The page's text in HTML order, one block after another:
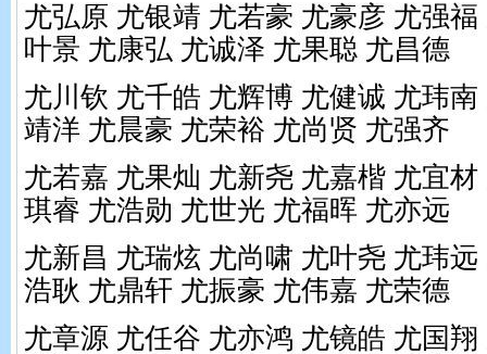
尤弘原 尤银靖 尤若豪 尤豪彦 尤强
叶景 尤康弘 尤诚泽 尤果聪 尤昌德
尤川钦 尤千皓 尤辉博 尤健诚 尤玮
靖洋 尤晨豪 尤荣裕 尤尚贤 尤强齐
尤若嘉 尤果灿 尤新尧 尤嘉楷 尤宜
琪睿 尤浩勋 尤世光 尤福晖 尤亦远
尤新昌 尤瑞炫 尤尚啸 尤叶尧 尤玮
浩耿 尤鼎轩 尤振豪 尤伟嘉 尤荣德
尤章源 尤任谷 尤亦鸿 尤镜皓 尤国